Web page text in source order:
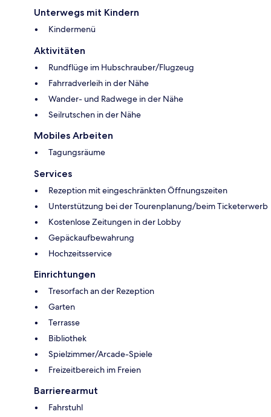
Unterwegs mit Kindern
Kindermenü
Aktivitäten
Rundflüge im Hubschrauber/Flugzeug
Fahrradverleih in der Nähe
Wander- und Radwege in der Nähe
Seilrutschen in der Nähe
Mobiles Arbeiten
Tagungsräume
Services
Rezeption mit eingeschränkten Öffnungszeiten
Unterstützung bei der Tourenplanung/beim Ticketerwerb
Kostenlose Zeitungen in der Lobby
Gepäckaufbewahrung
Hochzeitsservice
Einrichtungen
Tresorfach an der Rezeption
Garten
Terrasse
Bibliothek
Spielzimmer/Arcade-Spiele
Freizeitbereich im Freien
Barrierearmut
Fahrstuhl